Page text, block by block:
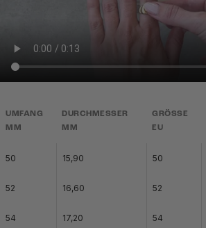
UMFANG
MM
DURCHMESSER
MM
GRÖSSE
EU
50 15,90 50
52 16,60 52
54 17,20 54